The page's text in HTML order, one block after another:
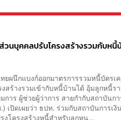
วนบุคคลปรับโครงสร้างรวมกับหนี้
ยผนึกแบงก์ออกมาตรการรวมหนี้บัตรเ
สร้างรวมเข้ากับหนี้บ้านได้ อุ้มลูกหนี้ร
ร ผู้ช่วยผู้ว่าการ สายกำกับสถาบันกา
เปิดเผยว่า ธปท. ร่วมกับสถาบันการเ
งโครงสร้างหนี้สำหรับลูกหน...